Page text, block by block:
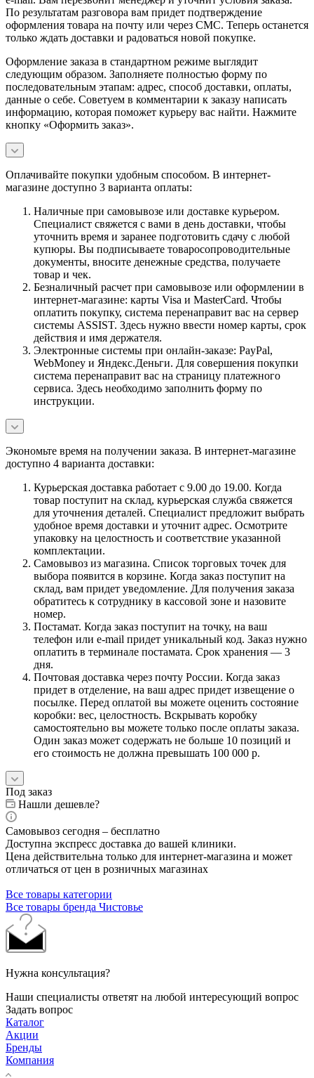
По результатам разговора вам придет подтверждение
оформления товара на почту или через СМС. Теперь останется
только ждать доставки и радоваться новой покупке.
Оформление заказа в стандартном режиме выглядит
следующим образом. Заполняете полностью форму по
последовательным этапам: адрес, способ доставки, оплаты,
данные о себе. Советуем в комментарии к заказу написать
информацию, которая поможет курьеру вас найти. Нажмите
кнопку «Оформить заказ».
Оплачивайте покупки удобным способом. В интернет-
магазине доступно 3 варианта оплаты:
Наличные при самовывозе или доставке курьером.
Специалист свяжется с вами в день доставки, чтобы
уточнить время и заранее подготовить сдачу с любой
купюры. Вы подписываете товаросопроводительные
документы, вносите денежные средства, получаете
товар и чек.
Безналичный расчет при самовывозе или оформлении в
интернет-магазине: карты Visa и MasterCard. Чтобы
оплатить покупку, система перенаправит вас на сервер
системы ASSIST. Здесь нужно ввести номер карты, срок
действия и имя держателя.
Электронные системы при онлайн-заказе: PayPal,
WebMoney и Яндекс.Деньги. Для совершения покупки
система перенаправит вас на страницу платежного
сервиса. Здесь необходимо заполнить форму по
инструкции.
Экономьте время на получении заказа. В интернет-магазине
доступно 4 варианта доставки:
Курьерская доставка работает с 9.00 до 19.00. Когда
товар поступит на склад, курьерская служба свяжется
для уточнения деталей. Специалист предложит выбрать
удобное время доставки и уточнит адрес. Осмотрите
упаковку на целостность и соответствие указанной
комплектации.
Самовывоз из магазина. Список торговых точек для
выбора появится в корзине. Когда заказ поступит на
склад, вам придет уведомление. Для получения заказа
обратитесь к сотруднику в кассовой зоне и назовите
номер.
Постамат. Когда заказ поступит на точку, на ваш
телефон или e-mail придет уникальный код. Заказ нужно
оплатить в терминале постамата. Срок хранения — 3
дня.
Почтовая доставка через почту России. Когда заказ
придет в отделение, на ваш адрес придет извещение о
посылке. Перед оплатой вы можете оценить состояние
коробки: вес, целостность. Вскрывать коробку
самостоятельно вы можете только после оплаты заказа.
Один заказ может содержать не больше 10 позиций и
его стоимость не должна превышать 100 000 р.
Под заказ
Нашли дешевле?
Самовывоз сегодня – бесплатно
Доступна экспресс доставка до вашей клиники.
Цена действительна только для интернет-магазина и может
отличаться от цен в розничных магазинах
Все товары категории
Все товары бренда Чистовье
Нужна консультация?
Наши специалисты ответят на любой интересующий вопрос
Задать вопрос
Каталог
Акции
Бренды
Компания